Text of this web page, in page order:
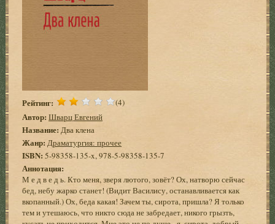
Рейтинг: (4)
Автор: Шварц Евгений
Название: Два клена
Жанр: Драматургия: прочее
ISBN: 5-98358-135-x, 978-5-98358-135-7
Аннотация:
М е д в е д ь. Кто меня, зверя лютого, зовёт? Ох, натворю сейчас
бед, небу жарко станет! (Видит Василису, останавливается как
вкопанный.) Ох, беда какая! Зачем ты, сирота, пришла? Я только
тем и утешаюсь, что никто сюда не забредает, никого грызть,